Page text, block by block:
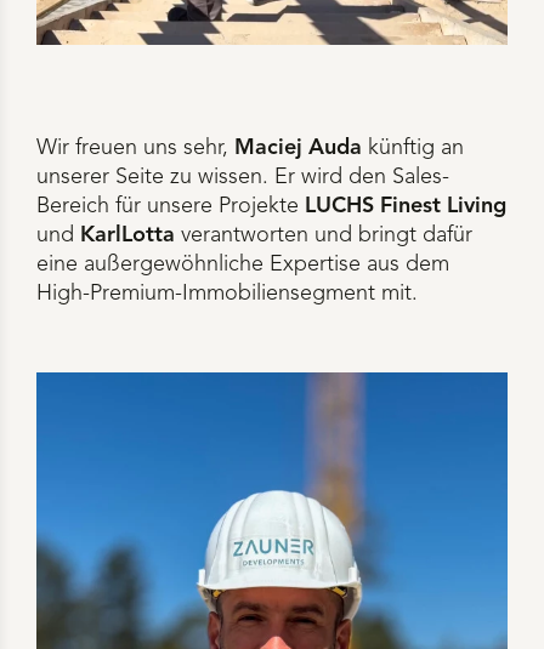
Wir freuen uns sehr, Maciej Auda künftig an
unserer Seite zu wissen. Er wird den Sales-
Bereich für unsere Projekte LUCHS Finest Living
und KarlLotta verantworten und bringt dafür
eine außergewöhnliche Expertise aus dem
High-Premium-Immobiliensegment mit.